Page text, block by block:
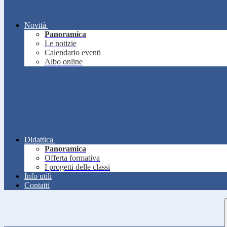
Novità
Panoramica
Le notizie
Calendario eventi
Albo online
Didattica
Panoramica
Offerta formativa
I progetti delle classi
Info utili
Contatti